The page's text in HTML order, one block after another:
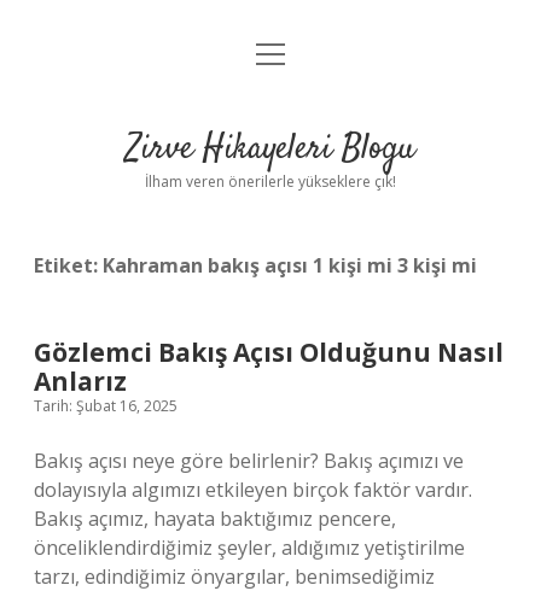
Anasayfa
Yasal Uyarı
menüyü
Zirve Hikayeleri Blogu
İlham veren önerilerle yükseklere çık!
Etiket: Kahraman bakış açısı 1 kişi mi 3 kişi mi
Gözlemci Bakış Açısı Olduğunu Nasıl
Anlarız
Tarih: Şubat 16, 2025
Bakış açısı neye göre belirlenir? Bakış açımızı ve
dolayısıyla algımızı etkileyen birçok faktör vardır.
Bakış açımız, hayata baktığımız pencere,
önceliklendirdiğimiz şeyler, aldığımız yetiştirilme
tarzı, edindiğimiz önyargılar, benimsediğimiz